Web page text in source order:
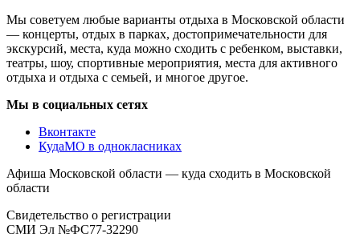
Мы советуем любые варианты отдыха в Московской области
— концерты, отдых в парках, достопримечательности для
экскурсий, места, куда можно сходить с ребенком, выставки,
театры, шоу, спортивные мероприятия, места для активного
отдыха и отдыха с семьей, и многое другое.
Мы в социальных сетях
Вконтакте
КудаМО в однокласниках
Афиша Московской области — куда сходить в Московской
области
Свидетельство о регистрации
СМИ Эл №ФС77-32290